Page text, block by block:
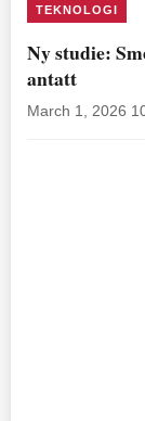
TEKNOLOGI
Ny studie:
antatt
March 1, 2026